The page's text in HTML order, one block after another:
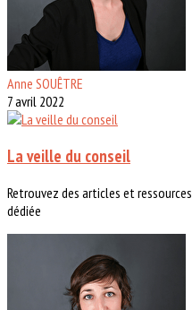
Anne SOUÊTRE
7 avril 2022
La veille du conseil
Retrouvez des articles et
dédiée